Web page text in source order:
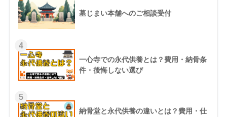
墓じまい本舗へのご相談受付
4
一心寺での永代供養とは？費用・納骨条
件・後悔しない選び
5
納骨堂と永代供養の違いとは？費用・仕